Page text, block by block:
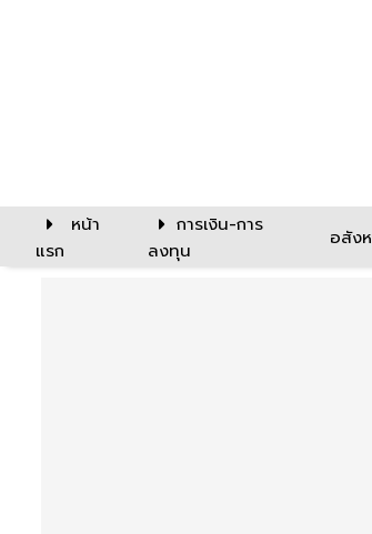
หน้า
แรก
การเงิน-การ
ลงทุน
อสัง